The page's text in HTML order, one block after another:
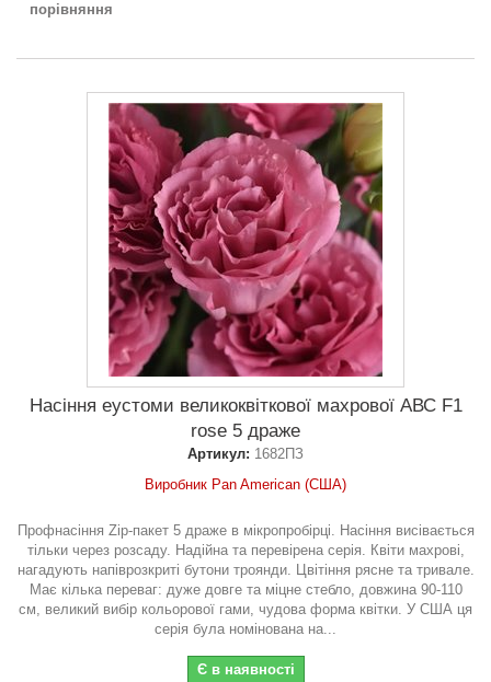
порівняння
Насіння еустоми великоквіткової махрової АВС F1
rose 5 драже
Артикул: 1682ПЗ
Виробник Pan American (США)
Профнасіння Zip-пакет 5 драже в мікропробірці. Насіння висівається
тільки через розсаду. Надійна та перевірена серія. Квіти махрові,
нагадують напіврозкриті бутони троянди. Цвітіння рясне та тривале.
Має кілька переваг: дуже довге та міцне стебло, довжина 90-110
см, великий вибір кольорової гами, чудова форма квітки. У США ця
серія була номінована на...
Є в наявності